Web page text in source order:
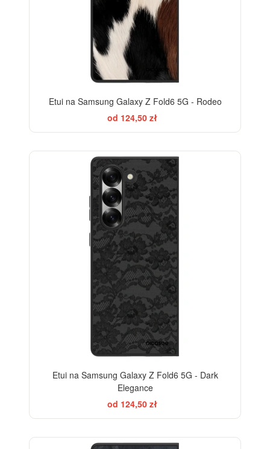
Etui na Samsung Galaxy Z Fold6 5G - Rodeo
od 124,50 zł
Etui na Samsung Galaxy Z Fold6 5G - Dark
Elegance
od 124,50 zł